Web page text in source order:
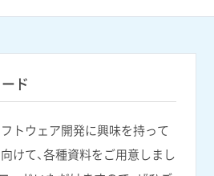
ド
トウェア開発に興味を持って
けて、各種資料をご用意しまし